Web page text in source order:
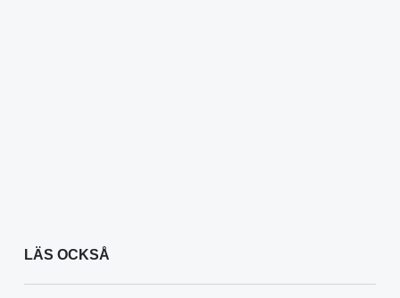
LÄS OCKSÅ